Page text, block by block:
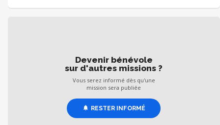
Devenir bénévole
sur d'autres missions ?
Vous serez informé dès qu'une
mission sera publiée
RESTER INFORMÉ